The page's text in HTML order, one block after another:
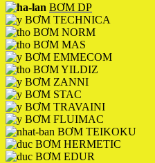
BƠM DP
BƠM TECHNICA
BƠM NORM
BƠM MAS
BƠM EMMECOM
BƠM YILDIZ
BƠM ZANNI
BƠM STAC
BƠM TRAVAINI
BƠM FLUIMAC
BƠM TEIKOKU
BƠM HERMETIC
BƠM EDUR